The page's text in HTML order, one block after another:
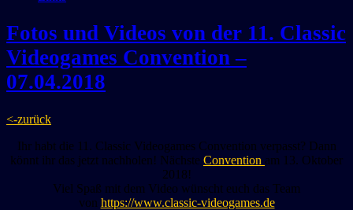
Fotos und Videos von der 11. Classic
Videogames Convention –
07.04.2018
<-zurück
Ihr habt die 11. Classic Videogames Convention verpasst? Dann
könnt ihr das jetzt nachholen! Nächste Convention am 13. Oktober
2018!
Viel Spaß mit dem Video wünscht euch das Team
von https://www.classic-videogames.de